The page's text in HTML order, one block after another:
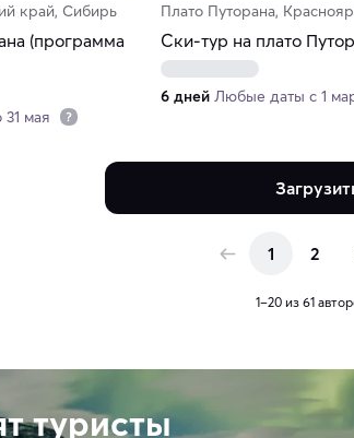
край, Сибирь
(программа
мая
Плато Путорана,
Ски-тур на плато
6 дней Любые даты с 1
1 2
1–20 из 61
туристы